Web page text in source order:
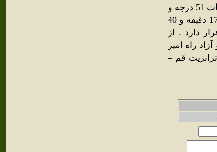
شمال غربی شهرستان کاشان قرار گرفته است . این شهر در مختصات 51 درجه و
21 دقیقه و 10 ثانیه طول شرقی نصف النهار گرینویچ و 34 درجه و 17 دقیقه و 40
دارد . از
راه امیر
قم –